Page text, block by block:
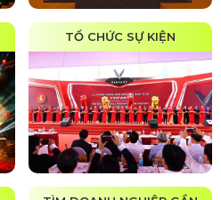
TỔ CHỨC SỰ KIỆN